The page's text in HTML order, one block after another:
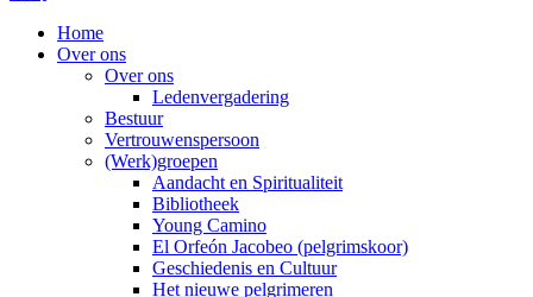
Home
Over ons
Over ons
Ledenvergadering
Bestuur
Vertrouwenspersoon
(Werk)groepen
Aandacht en Spiritualiteit
Bibliotheek
Young Camino
El Orfeón Jacobeo (pelgrimskoor)
Geschiedenis en Cultuur
Het nieuwe pelgrimeren